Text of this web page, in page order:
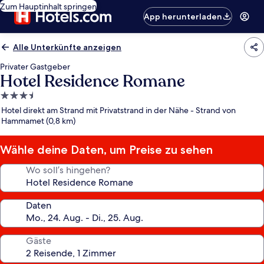
Zum Hauptinhalt springen
App herunterladen
Alle Unterkünfte anzeigen
Privater Gastgeber
Hotel Residence Romane
3.5-
Sterne-
Unterkunft
Hotel direkt am Strand mit Privatstrand in der Nähe - Strand von
Hammamet (0,8 km)
Wähle deine Daten, um Preise zu sehen
Wo soll’s hingehen?
Daten
Gäste